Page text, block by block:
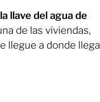
llave del agua de
de las viviendas,
llegue a donde llega